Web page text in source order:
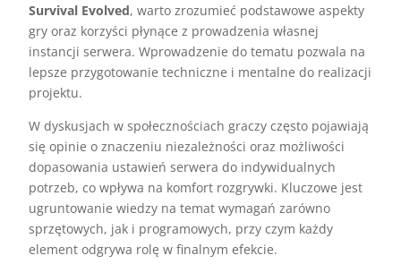
Survival Evolved, warto zrozumieć podstawowe aspekty
gry oraz korzyści płynące z prowadzenia własnej
instancji serwera. Wprowadzenie do tematu pozwala na
lepsze przygotowanie techniczne i mentalne do realizacji
projektu.
W dyskusjach w społecznościach graczy często pojawiają
się opinie o znaczeniu niezależności oraz możliwości
dopasowania ustawień serwera do indywidualnych
potrzeb, co wpływa na komfort rozgrywki. Kluczowe jest
ugruntowanie wiedzy na temat wymagań zarówno
sprzętowych, jak i programowych, przy czym każdy
element odgrywa rolę w finalnym efekcie.